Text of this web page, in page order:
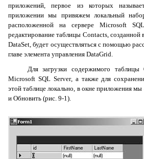
приложений, первое из которых
приложении мы привяжем локальный
расположенной на сервере Microsoft SQL
редактирование таблицы Contacts, созданной
DataSet, будет осуществляться с помощью
главе элемента управления DataGrid.
Для загрузки содержимого таблицы
Microsoft SQL Server, а также для
этой таблице локально, в окне приложения
и Обновить (рис. 9-1).